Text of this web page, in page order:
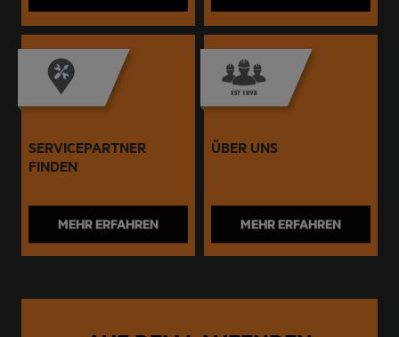
SERVICEPARTNER
FINDEN
MEHR ERFAHREN
ÜBER UNS
MEHR ERFAHREN